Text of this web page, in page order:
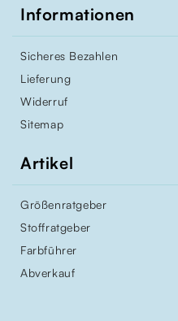
Informationen
Sicheres Bezahlen
Lieferung
Widerruf
Sitemap
Artikel
Größenratgeber
Stoffratgeber
Farbführer
Abverkauf